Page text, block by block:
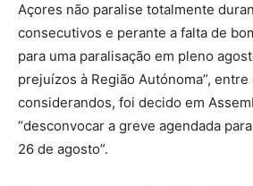
Açores não paralise totalmente
consecutivos e perante a falta de
para uma paralisação em pleno
prejuízos à Região Autónoma”,
considerandos, foi decido em
“desconvocar a greve agendada
26 de agosto”.